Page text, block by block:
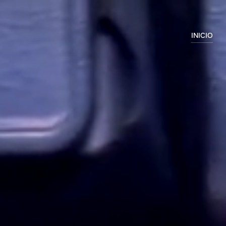
INICIO